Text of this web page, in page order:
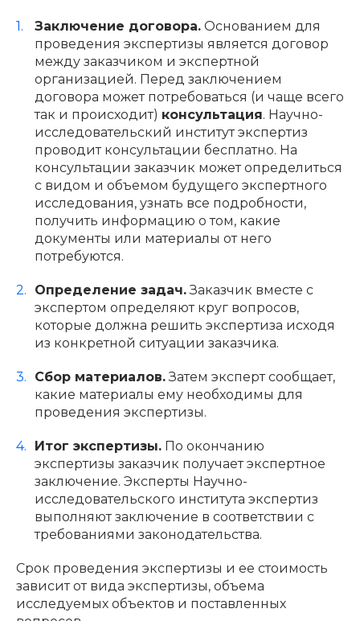
Заключение договора.Основанием для
проведения экспертизы является договор
между заказчиком и экспертной
организацией. Перед заключением
договора может потребоваться (и чаще всего
так и происходит) консультация. Научно-
исследовательский институт экспертиз
проводит консультации бесплатно. На
консультации заказчик может определиться
с видом и объемом будущего экспертного
исследования, узнать все подробности,
получить информацию о том, какие
документы или материалы от него
потребуются.
Определение задач.Заказчик вместе с
экспертом определяют круг вопросов,
которые должна решить экспертиза исходя
из конкретной ситуации заказчика.
Сбор материалов.Затем эксперт сообщает,
какие материалы ему необходимы для
проведения экспертизы.
Итог экспертизы.По окончанию
экспертизы заказчик получает экспертное
заключение. Эксперты Научно-
исследовательского института экспертиз
выполняют заключение в соответствии с
требованиями законодательства.
Срок проведения экспертизы и ее стоимость
зависит от вида экспертизы, объема
исследуемых объектов и поставленных